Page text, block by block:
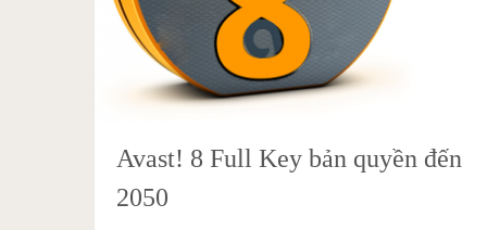
Avast! 8 Full Key bản quyền đến
2050